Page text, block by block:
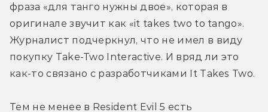
фраза «для танго нужны двое», которая в
оригинале звучит как «it takes two to tango».
Журналист подчеркнул, что не имел в виду
покупку Take-Two Interactive. И вряд ли это
как-то связано с разработчиками It Takes Two.